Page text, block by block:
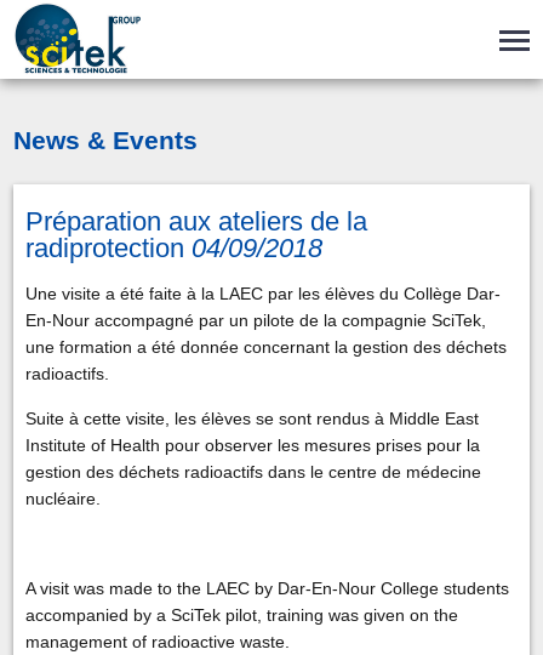
News & Events
Préparation aux ateliers de la
radiprotection 04/09/2018
Une visite a été faite à la LAEC par les élèves du Collège Dar-
En-Nour accompagné par un pilote de la compagnie SciTek,
une formation a été donnée concernant la gestion des déchets
radioactifs.
Suite à cette visite, les élèves se sont rendus à Middle East
Institute of Health pour observer les mesures prises pour la
gestion des déchets radioactifs dans le centre de médecine
nucléaire.
A visit was made to the LAEC by Dar-En-Nour College students
accompanied by a SciTek pilot, training was given on the
management of radioactive waste.